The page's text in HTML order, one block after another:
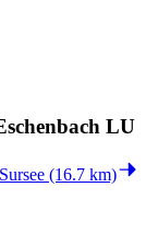
LU
(16.7 km)